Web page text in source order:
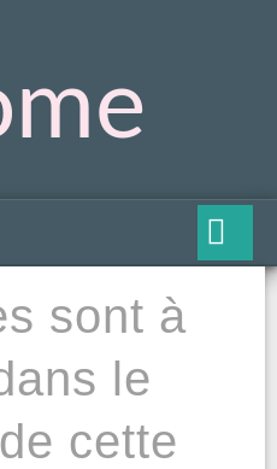
sont à
le
cette